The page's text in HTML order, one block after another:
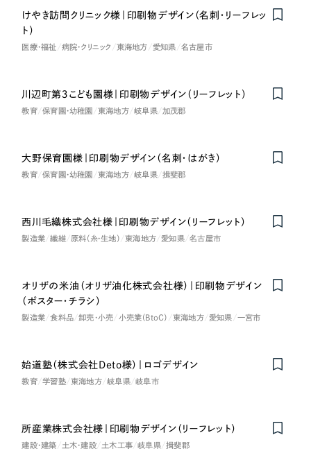
Webサイト制作
ECサイト制作
? よくある質問
SEO対策によるアクセス獲得、反響獲得などの"Webマーケティング"から、
ライン領域のマーケティングまでまるっと代行
リープ・リクルーティング
求人票作成・面接など各種業務代行、採用の仕組み作り支援
完全成功報酬型のスカウト型ハイクラス人材紹介（岐阜・愛知）
Pace ／ クラウド型工数管理ツール
日報ツールで案件ごとの営業利益をリアルタイムに可視化
ブランディング（ロゴ・印刷物） （90件）
お客様インタビュー
アウトソーシング（代行支援）
リープ・リクルーティング
プライバシーポリシー 情報セキュリティ方針
サイト
ブランディング（ロゴ・印刷物）
その他
製造業
医療・福祉
観光・レジャー
士業
けやき訪問クリニック様｜印刷物デザイン（名刺・リーフレッ
ト）
医療・福祉 病院・クリニック 東海地方 愛知県 名古屋市
川辺町第３こども園様｜印刷物デザイン（リーフレット）
教育 保育園・幼稚園 東海地方 岐阜県 加茂郡
大野保育園様｜印刷物デザイン（名刺・はがき）
教育 保育園・幼稚園 東海地方 岐阜県 揖斐郡
西川毛織株式会社様｜印刷物デザイン（リーフレット）
製造業 繊維 原料（糸・生地） 東海地方 愛知県 名古屋市
オリザの米油（オリザ油化株式会社様）｜印刷物デザイン
（ポスター・チラシ）
製造業 食料品 卸売・小売 小売業（BtoC） 東海地方 愛知県 一宮市
始道塾（株式会社Deto様）｜ロゴデザイン
教育 学習塾 東海地方 岐阜県 岐阜市
所産業株式会社様｜印刷物デザイン（リーフレット）
建設・建築 土木・建設 土木工事 岐阜県 揖斐郡